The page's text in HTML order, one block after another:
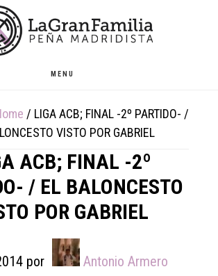
MENU
/ LIGA ACB; FINAL -2º PARTIDO- /
VISTO POR GABRIEL
ACB; FINAL -2º
/ EL BALONCESTO
POR GABRIEL
por Antonio Armero